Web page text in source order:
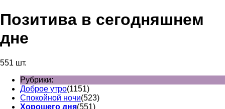
Позитива в сегодняшнем
дне
551 шт.
Рубрики:
Доброе утро(1151)
Спокойной ночи(523)
Хорошего дня(551)